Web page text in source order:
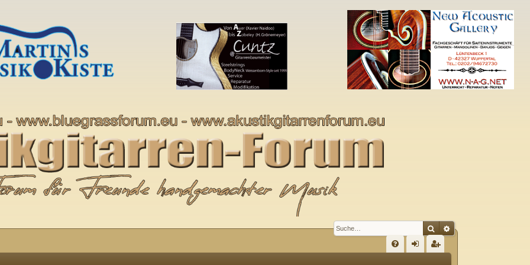
SucheErweiterte Suche
S